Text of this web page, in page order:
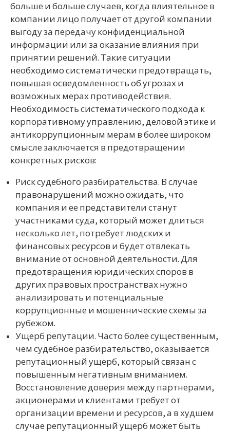
больше и больше случаев, когда влиятельное в
компании лицо получает от другой компании
выгоду за передачу конфиденциальной
информации или за оказание влияния при
принятии решений. Такие ситуации
необходимо систематически предотвращать,
повышая осведомленность об угрозах и
возможных мерах противодействия.
Необходимость систематического подхода к
корпоративному управлению, деловой этике и
антикоррупционным мерам в более широком
смысле заключается в предотвращении
конкретных рисков:
Риск судебного разбирательства. В случае
правонарушений можно ожидать, что
компания и ее представители станут
участниками суда, который может длиться
несколько лет, потребует людских и
финансовых ресурсов и будет отвлекать
внимание от основной деятельности. Для
предотвращения юридических споров в
других правовых пространствах нужно
анализировать и потенциальные
коррупционные и мошеннические схемы за
рубежом.
Ущерб репутации. Часто более существенным,
чем судебное разбирательство, оказывается
репутационный ущерб, который связан с
повышенным негативным вниманием.
Восстановление доверия между партнерами,
акционерами и клиентами требует от
организации времени и ресурсов, а в худшем
случае репутационный ущерб может быть